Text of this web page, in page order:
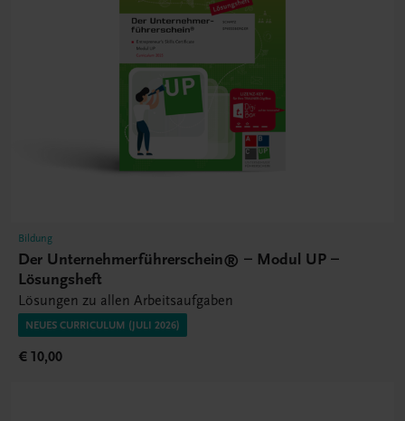
Bildung
Der Unternehmerführerschein® – Modul UP –
Lösungsheft
Lösungen zu allen Arbeitsaufgaben
NEUES CURRICULUM (JULI 2026)
€ 10,00